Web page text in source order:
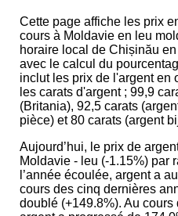
Cette page affiche les prix
cours à Moldavie en leu
horaire local de Chișinău
avec le calcul du
inclut les prix de l'argent en
les carats d'argent ; 99,9
(Britania), 92,5 carats
pièce) et 80 carats (argent
Aujourd’hui, le prix de
Moldavie - leu (-1.15%) par
l’année écoulée, argent a
cours des cinq dernières
doublé (+149.8%). Au